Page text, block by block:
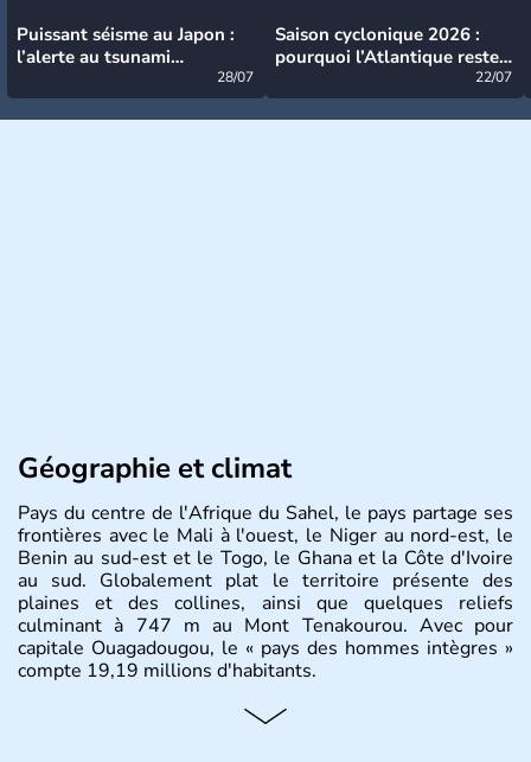
Puissant séisme au Japon :
l’alerte au tsunami
28/07
Saison cyclonique 2026 :
pourquoi l’Atlantique reste
22/07
Géographie et climat
Pays du centre de l'Afrique du Sahel, le pays partage ses
frontières avec le Mali à l'ouest, le Niger au nord-est, le
Benin au sud-est et le Togo, le Ghana et la Côte d'Ivoire
au sud. Globalement plat le territoire présente des
plaines et des collines, ainsi que quelques reliefs
culminant à 747 m au Mont Tenakourou. Avec pour
capitale Ouagadougou, le « pays des hommes intègres »
compte 19,19 millions d'habitants.